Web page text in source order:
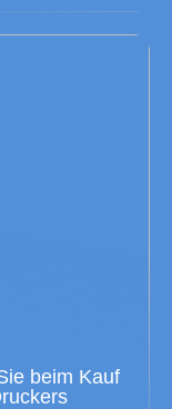
beim Kauf